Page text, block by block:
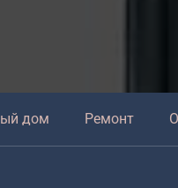
дом Ремонт